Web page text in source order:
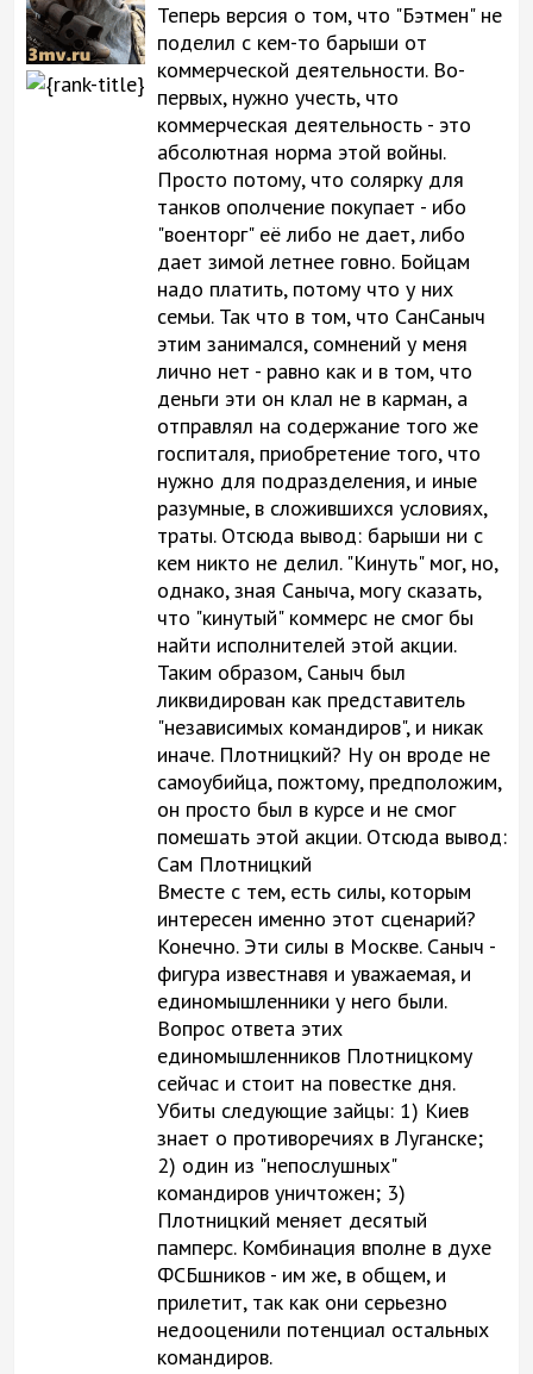
Теперь версия о том, что "Бэтмен" не
поделил с кем-то барыши от
коммерческой деятельности. Во-
первых, нужно учесть, что
коммерческая деятельность - это
абсолютная норма этой войны.
Просто потому, что солярку для
танков ополчение покупает - ибо
"военторг" её либо не дает, либо
дает зимой летнее говно. Бойцам
надо платить, потому что у них
семьи. Так что в том, что СанСаныч
этим занимался, сомнений у меня
лично нет - равно как и в том, что
деньги эти он клал не в карман, а
отправлял на содержание того же
госпиталя, приобретение того, что
нужно для подразделения, и иные
разумные, в сложившихся условиях,
траты. Отсюда вывод: барыши ни с
кем никто не делил. "Кинуть" мог, но,
однако, зная Саныча, могу сказать,
что "кинутый" коммерс не смог бы
найти исполнителей этой акции.
Таким образом, Саныч был
ликвидирован как представитель
"независимых командиров", и никак
иначе. Плотницкий? Ну он вроде не
самоубийца, пожтому, предположим,
он просто был в курсе и не смог
помешать этой акции. Отсюда вывод:
Сам Плотницкий
Вместе с тем, есть силы, которым
интересен именно этот сценарий?
Конечно. Эти силы в Москве. Саныч -
фигура известнавя и уважаемая, и
единомышленники у него были.
Вопрос ответа этих
единомышленников Плотницкому
сейчас и стоит на повестке дня.
Убиты следующие зайцы: 1) Киев
знает о противоречиях в Луганске;
2) один из "непослушных"
командиров уничтожен; 3)
Плотницкий меняет десятый
памперс. Комбинация вполне в духе
ФСБшников - им же, в общем, и
прилетит, так как они серьезно
недооценили потенциал остальных
командиров.